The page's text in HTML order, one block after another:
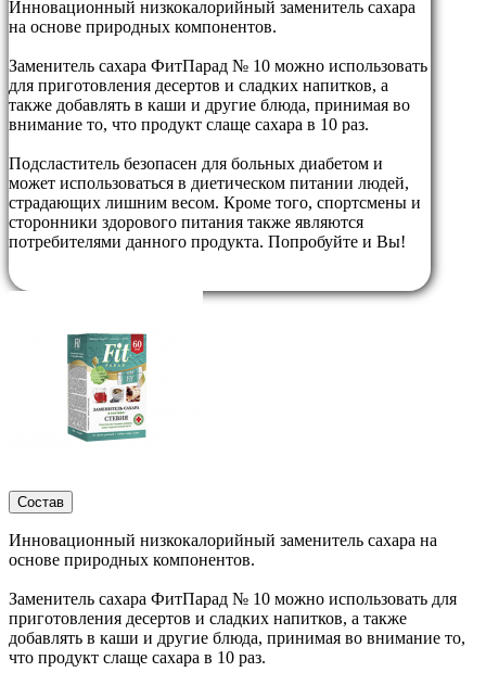
Инновационный низкокалорийный заменитель сахара
на основе природных компонентов.
Заменитель сахара ФитПарад № 10 можно использовать
для приготовления десертов и сладких напитков, а
также добавлять в каши и другие блюда, принимая во
внимание то, что продукт слаще сахара в 10 раз.
Подсластитель безопасен для больных диабетом и
может использоваться в диетическом питании людей,
страдающих лишним весом. Кроме того, спортсмены и
сторонники здорового питания также являются
потребителями данного продукта. Попробуйте и Вы!
Состав
Инновационный низкокалорийный заменитель сахара на
основе природных компонентов.
Заменитель сахара ФитПарад № 10 можно использовать для
приготовления десертов и сладких напитков, а также
добавлять в каши и другие блюда, принимая во внимание то,
что продукт слаще сахара в 10 раз.